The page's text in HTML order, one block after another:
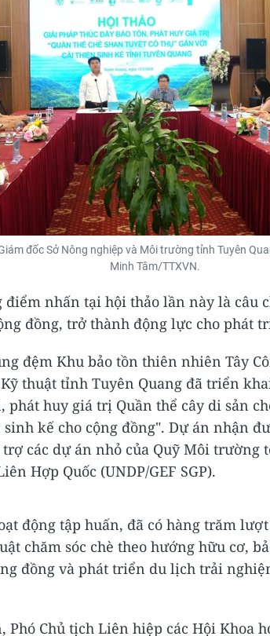
đốc Sở Nông nghiệp và Môi trường tỉnh Tuyên
Minh Tâm/TTXVN.
nhấn tại hội thảo lần này là câu
đồng, trở thành động lực cho phát
đệm Khu bảo tồn thiên nhiên Tây
thuật tỉnh Tuyên Quang đã triển
phát huy giá trị Quần thể cây di sản
kế cho cộng đồng". Dự án nhận
các dự án nhỏ của Quỹ Môi trường
Hợp Quốc (UNDP/GEF SGP).
động tập huấn, đã có hàng trăm
chăm sóc chè theo hướng hữu cơ,
đồng và phát triển du lịch trải
Phó Chủ tịch Liên hiệp các Hội Khoa